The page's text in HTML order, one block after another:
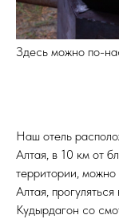
Здесь можно по-
Наш отель
Алтая, в 10 км от
территории, можно
Алтая,
Кудырдагон со